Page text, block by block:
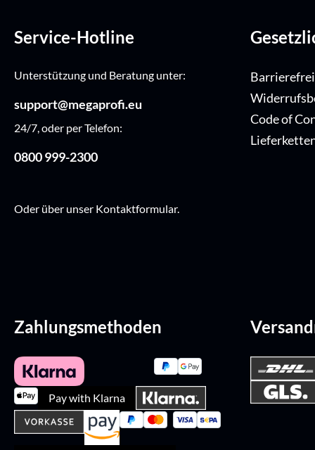
Service-Hotline
Unterstützung und Beratung unter:
support@megaprofi.eu
24/7, oder per Telefon:
0800 999-2300
Oder über unser Kontaktformular.
Code of
Zahlungsmethoden
Pay with Klarna